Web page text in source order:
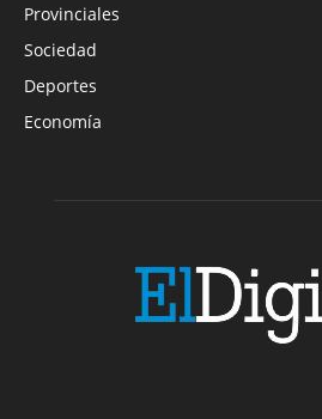
Provinciales
Sociedad
Deportes
Economía